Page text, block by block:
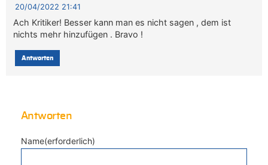
20/04/2022 21:41
Ach Kritiker! Besser kann man es nicht sagen , dem ist
nichts mehr hinzufügen . Bravo !
Antworten
Antworten
Name(erforderlich)